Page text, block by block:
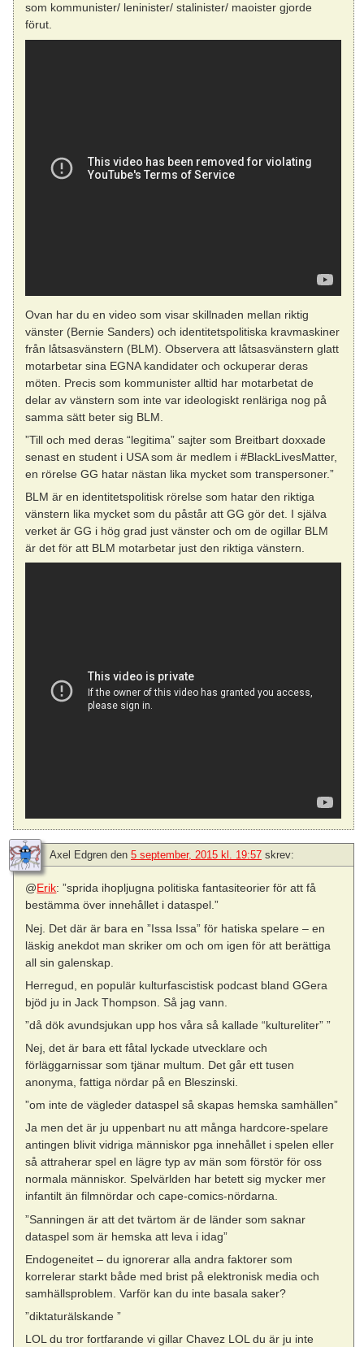
som kommunister/ leninister/ stalinister/ maoister gjorde
förut.
Ovan har du en video som visar skillnaden mellan riktig
vänster (Bernie Sanders) och identitetspolitiska kravmaskiner
från låtsasvänstern (BLM). Observera att låtsasvänstern glatt
motarbetar sina EGNA kandidater och ockuperar deras
möten. Precis som kommunister alltid har motarbetat de
delar av vänstern som inte var ideologiskt renläriga nog på
samma sätt beter sig BLM.
”Till och med deras “legitima” sajter som Breitbart doxxade
senast en student i USA som är medlem i #BlackLivesMatter,
en rörelse GG hatar nästan lika mycket som transpersoner.”
BLM är en identitetspolitisk rörelse som hatar den riktiga
vänstern lika mycket som du påstår att GG gör det. I själva
verket är GG i hög grad just vänster och om de ogillar BLM
är det för att BLM motarbetar just den riktiga vänstern.
Axel Edgren den 5 september, 2015 kl. 19:57 skrev:
@Erik: ”sprida ihopljugna politiska fantasiteorier för att få
bestämma över innehållet i dataspel.”
Nej. Det där är bara en ”Issa Issa” för hatiska spelare – en
läskig anekdot man skriker om och om igen för att berättiga
all sin galenskap.
Herregud, en populär kulturfascistisk podcast bland GGera
bjöd ju in Jack Thompson. Så jag vann.
”då dök avundsjukan upp hos våra så kallade “kultureliter” ”
Nej, det är bara ett fåtal lyckade utvecklare och
förläggarnissar som tjänar multum. Det går ett tusen
anonyma, fattiga nördar på en Bleszinski.
”om inte de vägleder dataspel så skapas hemska samhällen”
Ja men det är ju uppenbart nu att många hardcore-spelare
antingen blivit vidriga människor pga innehållet i spelen eller
så attraherar spel en lägre typ av män som förstör för oss
normala människor. Spelvärlden har betett sig mycker mer
infantilt än filmnördar och cape-comics-nördarna.
”Sanningen är att det tvärtom är de länder som saknar
dataspel som är hemska att leva i idag”
Endogeneitet – du ignorerar alla andra faktorer som
korrelerar starkt både med brist på elektronisk media och
samhällsproblem. Varför kan du inte basala saker?
”diktaturälskande ”
LOL du tror fortfarande vi gillar Chavez LOL du är ju inte